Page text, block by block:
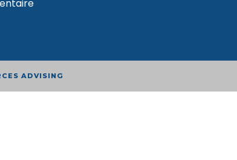
ADVISING